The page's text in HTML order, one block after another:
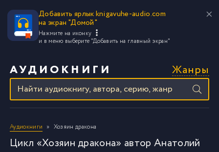
Добавить ярлык knigavuhe-audio.com
на экран "Домой"
Нажмите на иконку
и в меню выберите "Добавить на главный экран"
АУДИОКНИГИ Жанры
Аудиокниги Хозяин дракона
Цикл «Хозяин дракона» автор Анатолий